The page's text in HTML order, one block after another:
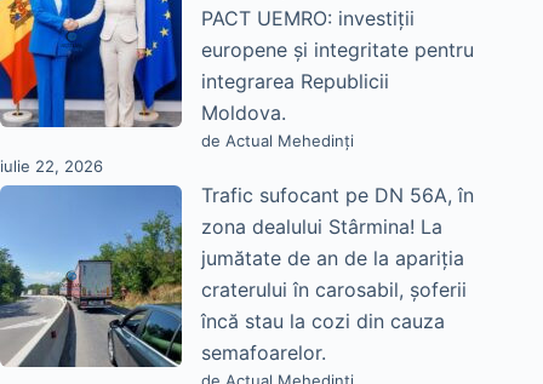
PACT UEMRO: investiții
europene și integritate pentru
integrarea Republicii
Moldova.
de Actual Mehedinți
iulie 22, 2026
Trafic sufocant pe DN 56A, în
zona dealului Stârmina! La
jumătate de an de la apariția
craterului în carosabil, șoferii
încă stau la cozi din cauza
semafoarelor.
de Actual Mehedinți